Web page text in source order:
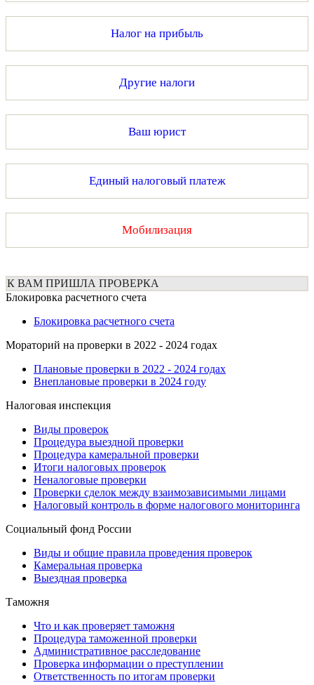
Налог на прибыль
Другие налоги
Ваш юрист
Единый налоговый платеж
Мобилизация
К ВАМ ПРИШЛА ПРОВЕРКА
Блокировка расчетного счета
Блокировка расчетного счета
Мораторий на проверки в 2022 - 2024 годах
Плановые проверки в 2022 - 2024 годах
Внеплановые проверки в 2024 году
Налоговая инспекция
Виды проверок
Процедура выездной проверки
Процедура камеральной проверки
Итоги налоговых проверок
Неналоговые проверки
Проверки сделок между взаимозависимыми лицами
Налоговый контроль в форме налогового мониторинга
Социальный фонд России
Виды и общие правила проведения проверок
Камеральная проверка
Выездная проверка
Таможня
Что и как проверяет таможня
Процедура таможенной проверки
Административное расследование
Проверка информации о преступлении
Ответственность по итогам проверки